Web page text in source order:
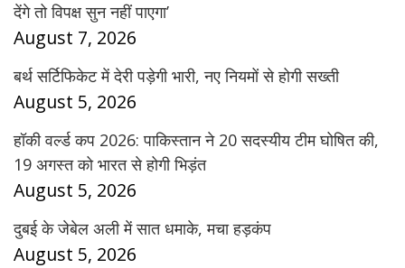
देंगे तो विपक्ष सुन नहीं पाएगा’
August 7, 2026
बर्थ सर्टिफिकेट में देरी पड़ेगी भारी, नए नियमों से होगी सख्ती
August 5, 2026
हॉकी वर्ल्ड कप 2026: पाकिस्तान ने 20 सदस्यीय टीम घोषित की,
19 अगस्त को भारत से होगी भिड़ंत
August 5, 2026
दुबई के जेबेल अली में सात धमाके, मचा हड़कंप
August 5, 2026